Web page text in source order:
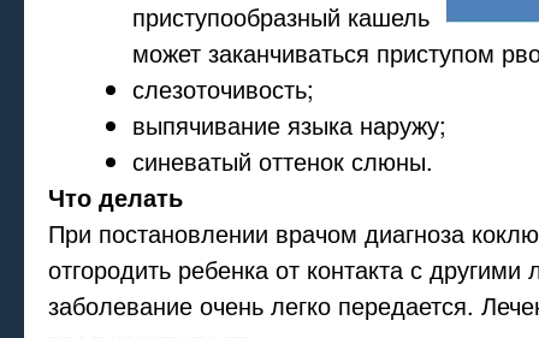
приступообразный кашель
может заканчиваться приступом
слезоточивость;
выпячивание языка наружу;
синеватый оттенок слюны.
Что делать
При постановлении врачом диагноза
отгородить ребенка от контакта с
заболевание очень легко передается.